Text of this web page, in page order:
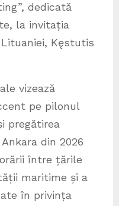
dedicată
la invitația
Kęstutis
vizează
pe pilonul
pregătirea
din 2026
între țările
maritime și a
în privința